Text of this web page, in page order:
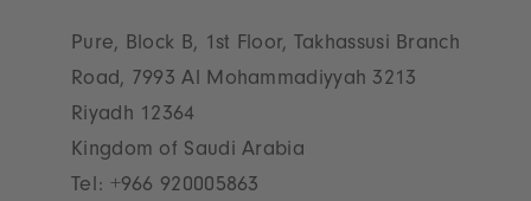
Pure, Block B, 1st Floor, Takhassusi Branch
Road, 7993 Al Mohammadiyyah 3213
Riyadh 12364
Kingdom of Saudi Arabia
Tel: +966 920005863